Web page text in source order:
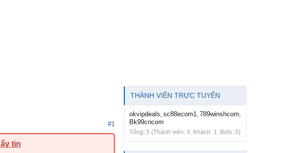
#1
tin
THÀNH VIÊN TRỰC TUYẾN
okvipdeals, sc88ecom1, 789winshcom,
Bk99cncom
Tổng: 5 (Thành viên: 4, Khách: 1, Bots: 0)